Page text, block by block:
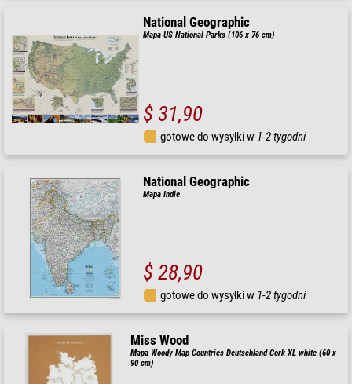
National Geographic
Mapa US National Parks (106 x 76 cm)
$ 31,90
gotowe do wysyłki w 1-2 tygodni
National Geographic
Mapa Indie
$ 28,90
gotowe do wysyłki w 1-2 tygodni
Miss Wood
Mapa Woody Map Countries Deutschland Cork XL white (60 x
90 cm)